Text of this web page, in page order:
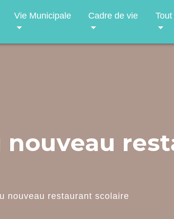
Vie Municipale Cadre de vie
nouveau restaurant scolaire